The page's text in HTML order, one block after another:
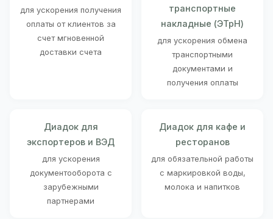
для ускорения получения
оплаты от клиентов за
счет мгновенной
доставки счета
транспортные
накладные (ЭТрН)
для ускорения обмена
транспортными
документами и
получения оплаты
Диадок для
экспортеров и ВЭД
для ускорения
документооборота с
зарубежными
партнерами
Диадок для кафе и
ресторанов
для обязательной работы
с маркировкой воды,
молока и напитков